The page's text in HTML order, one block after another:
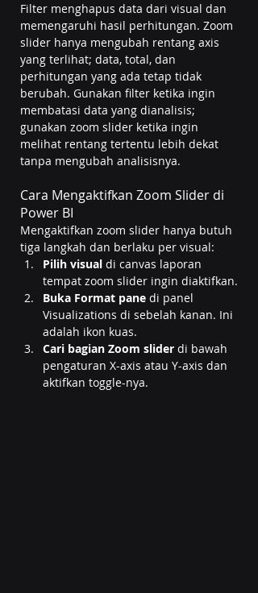
Filter menghapus data dari visual dan
memengaruhi hasil perhitungan. Zoom
slider hanya mengubah rentang axis
yang terlihat; data, total, dan
perhitungan yang ada tetap tidak
berubah. Gunakan filter ketika ingin
membatasi data yang dianalisis;
gunakan zoom slider ketika ingin
melihat rentang tertentu lebih dekat
tanpa mengubah analisisnya.
Cara Mengaktifkan Zoom Slider di
Power BI
Mengaktifkan zoom slider hanya butuh
tiga langkah dan berlaku per visual:
Pilih visual di canvas laporan
tempat zoom slider ingin diaktifkan.
Buka Format pane di panel
Visualizations di sebelah kanan. Ini
adalah ikon kuas.
Cari bagian Zoom slider di bawah
pengaturan X-axis atau Y-axis dan
aktifkan toggle-nya.